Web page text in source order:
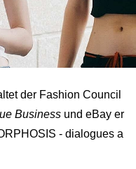
der Fashion Council
Business und eBay er
- dialogues a